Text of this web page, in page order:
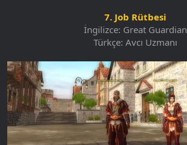
7. Job Rütbesi
İngilizce: Great Guardian
Türkçe: Avcı Uzmanı